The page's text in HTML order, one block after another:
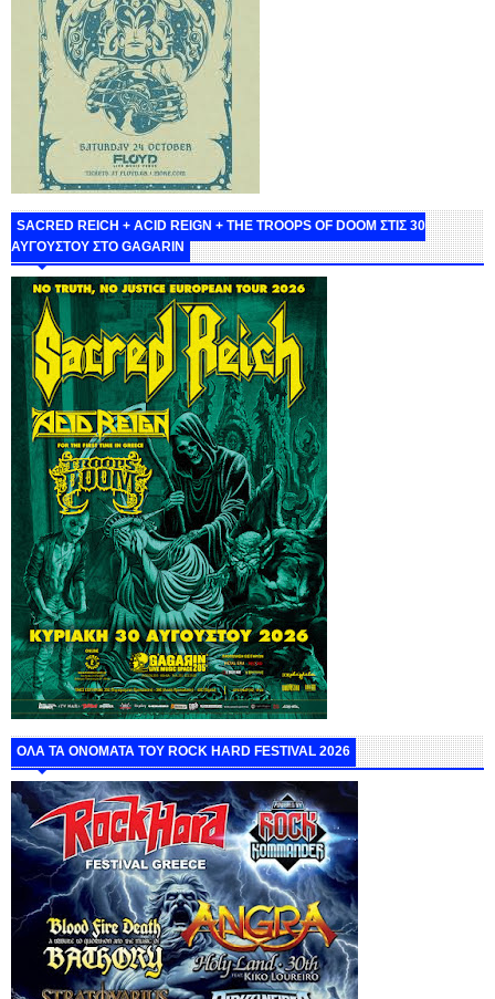
SACRED REICH + ACID REIGN + THE TROOPS OF DOOM ΣΤΙΣ 30
ΑΥΓΟΥΣΤΟΥ ΣΤΟ GAGARIN
ΟΛΑ ΤΑ ΟΝΟΜΑΤΑ ΤΟΥ ROCK HARD FESTIVAL 2026